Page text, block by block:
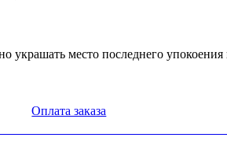
украшать место последнего
Оплата заказа